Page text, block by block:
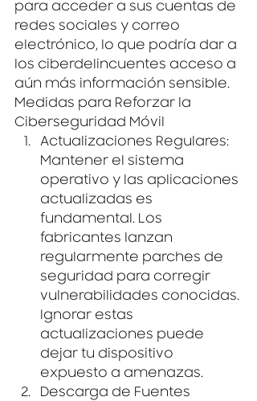
para acceder a sus cuentas de
redes sociales y correo
electrónico, lo que podría dar a
los ciberdelincuentes acceso a
aún más información sensible.
Medidas para Reforzar la
Ciberseguridad Móvil
Actualizaciones Regulares:
Mantener el sistema
operativo y las aplicaciones
actualizadas es
fundamental. Los
fabricantes lanzan
regularmente parches de
seguridad para corregir
vulnerabilidades conocidas.
Ignorar estas
actualizaciones puede
dejar tu dispositivo
expuesto a amenazas.
Descarga de Fuentes